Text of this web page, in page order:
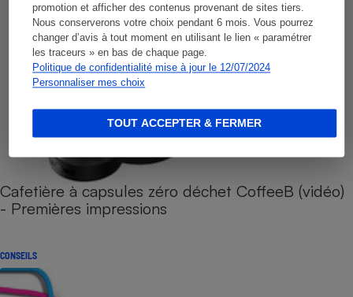
promotion et afficher des contenus provenant de sites tiers.
Nous conserverons votre choix pendant 6 mois. Vous pourrez
changer d’avis à tout moment en utilisant le lien « paramétrer
les traceurs » en bas de chaque page.
Politique de confidentialité mise à jour le 12/07/2024
Personnaliser mes choix
TOUT ACCEPTER & FERMER
Cafetière à capsules zéro déchet CoffeeB (vidéo)
- Premières impressions
CONSEILS